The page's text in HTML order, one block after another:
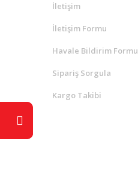
İletişim
İletişim Formu
Havale Bildirim Formu
Sipariş Sorgula
Kargo Takibi